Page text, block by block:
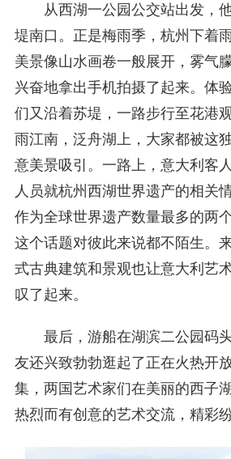
从西湖一公园公交站出发，
堤南口。正是梅雨季，杭州下着
美景像山水画卷一般展开，雾气
兴奋地拿出手机拍摄了起来。体
们又沿着苏堤，一路步行至花港
雨江南，泛舟湖上，大家都被这
意美景吸引。一路上，意大利客
人员就杭州西湖世界遗产的相关
作为全球世界遗产数量最多的两
这个话题对彼此来说都不陌生。
式古典建筑和景观也让意大利艺
叹了起来。
最后，游船在湖滨二公园码
友还兴致勃勃逛起了正在火热开
集，两国艺术家们在美丽的西子
热烈而有创意的艺术交流，精彩纷